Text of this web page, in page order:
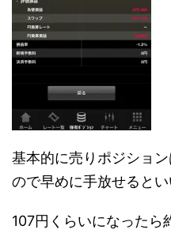
基本的に売りポジショ
ので早めに手放せると
107円くらいになったら